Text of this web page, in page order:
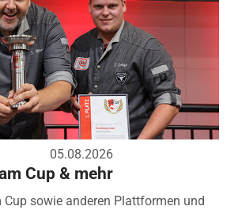
05.08.2026
Cup & mehr
Cup sowie anderen Plattformen und